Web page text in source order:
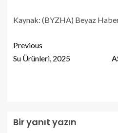
Kaynak: (BYZHA) Beyaz
Previous
Su Ürünleri, 2025
Bir yanıt yazın